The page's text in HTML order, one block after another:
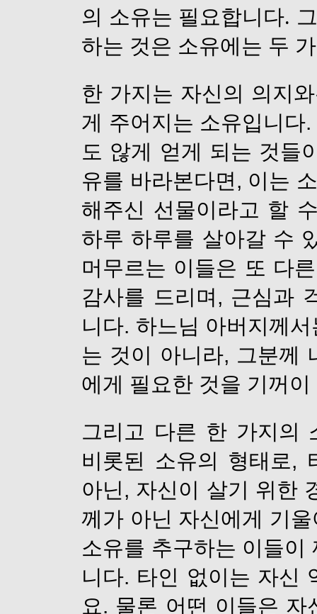
의 소유는 필요합니다.
하는 것은 소유에는 두
한 가지는 자신의 의지
게 주어지는 소유입니다
도 않게 얻게 되는 것들
유를 바라본다면, 이는
해주신 선물이라고 할
하루 하루를 살아갈 수
머무르는 이들은 또 다
감사를 드리며, 근심과
니다. 하느님 아버지께
는 것이 아니라, 그분께
에게 필요한 것을 기꺼
그리고 다른 한 가지의
비롯된 소유의 형태로,
아닌, 자신이 살기 위한
께가 아닌 자신에게 기
소유를 추구하는 이들이
니다. 타인 없이는 자신
요. 물론 어떤 이들은